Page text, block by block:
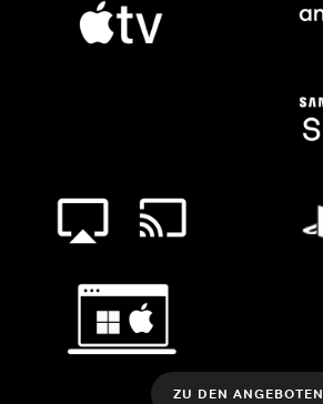
ZU DEN ANGEBOTEN